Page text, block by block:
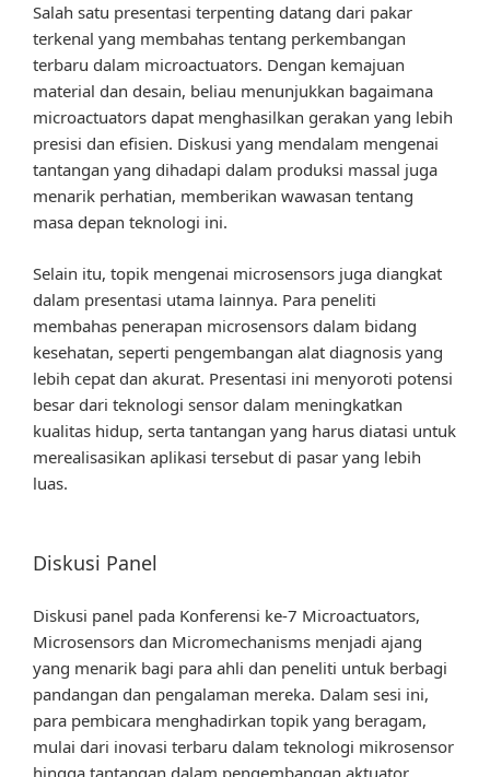
Salah satu presentasi terpenting datang dari pakar
terkenal yang membahas tentang perkembangan
terbaru dalam microactuators. Dengan kemajuan
material dan desain, beliau menunjukkan bagaimana
microactuators dapat menghasilkan gerakan yang lebih
presisi dan efisien. Diskusi yang mendalam mengenai
tantangan yang dihadapi dalam produksi massal juga
menarik perhatian, memberikan wawasan tentang
masa depan teknologi ini.
Selain itu, topik mengenai microsensors juga diangkat
dalam presentasi utama lainnya. Para peneliti
membahas penerapan microsensors dalam bidang
kesehatan, seperti pengembangan alat diagnosis yang
lebih cepat dan akurat. Presentasi ini menyoroti potensi
besar dari teknologi sensor dalam meningkatkan
kualitas hidup, serta tantangan yang harus diatasi untuk
merealisasikan aplikasi tersebut di pasar yang lebih
luas.
Diskusi Panel
Diskusi panel pada Konferensi ke-7 Microactuators,
Microsensors dan Micromechanisms menjadi ajang
yang menarik bagi para ahli dan peneliti untuk berbagi
pandangan dan pengalaman mereka. Dalam sesi ini,
para pembicara menghadirkan topik yang beragam,
mulai dari inovasi terbaru dalam teknologi mikrosensor
hingga tantangan dalam pengembangan aktuator